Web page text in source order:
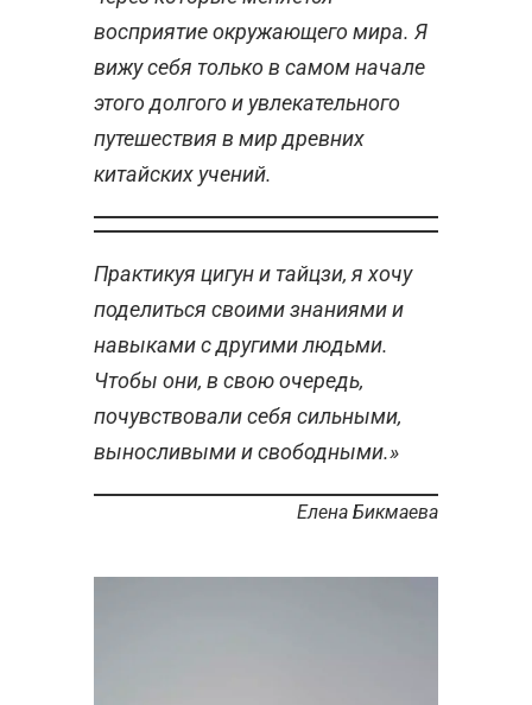
восприятие окружающего мира. Я
вижу себя только в самом начале
этого долгого и увлекательного
путешествия в мир древних
китайских учений.
Практикуя цигун и тайцзи, я хочу
поделиться своими знаниями и
навыками с другими людьми.
Чтобы они, в свою очередь,
почувствовали себя сильными,
выносливыми и свободными.»
Елена Бикмаева